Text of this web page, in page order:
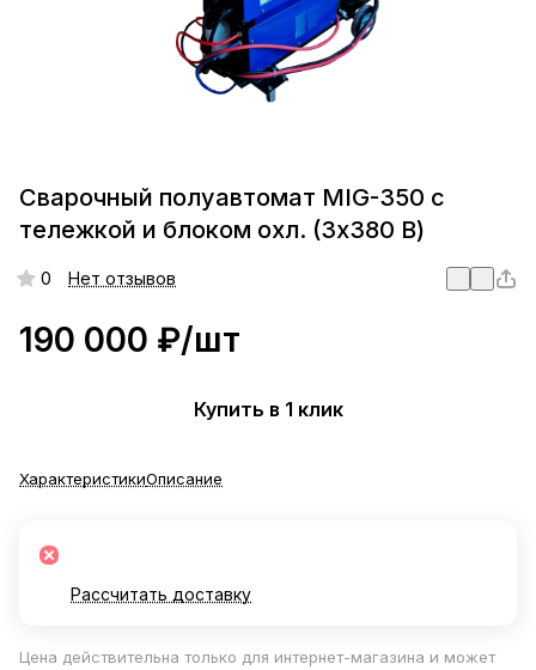
Сварочный полуавтомат MIG-350 с
тележкой и блоком охл. (3x380 В)
0 Нет отзывов
190 000 ₽/шт
Купить в 1 клик
ХарактеристикиОписание
Рассчитать доставку
Цена действительна только для интернет-магазина и может